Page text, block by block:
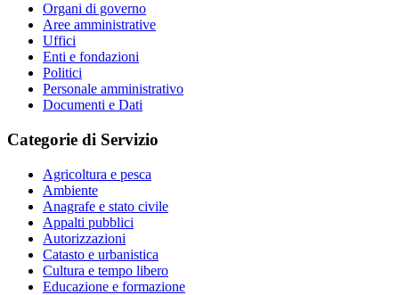
Organi di governo
Aree amministrative
Uffici
Enti e fondazioni
Politici
Personale amministrativo
Documenti e Dati
Categorie di Servizio
Agricoltura e pesca
Ambiente
Anagrafe e stato civile
Appalti pubblici
Autorizzazioni
Catasto e urbanistica
Cultura e tempo libero
Educazione e formazione